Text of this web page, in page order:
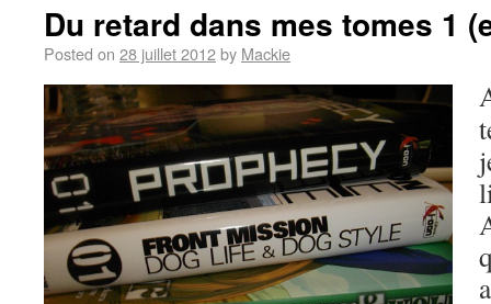
Du retard dans mes tomes 1
Posted on 28 juillet 2012by Mackie